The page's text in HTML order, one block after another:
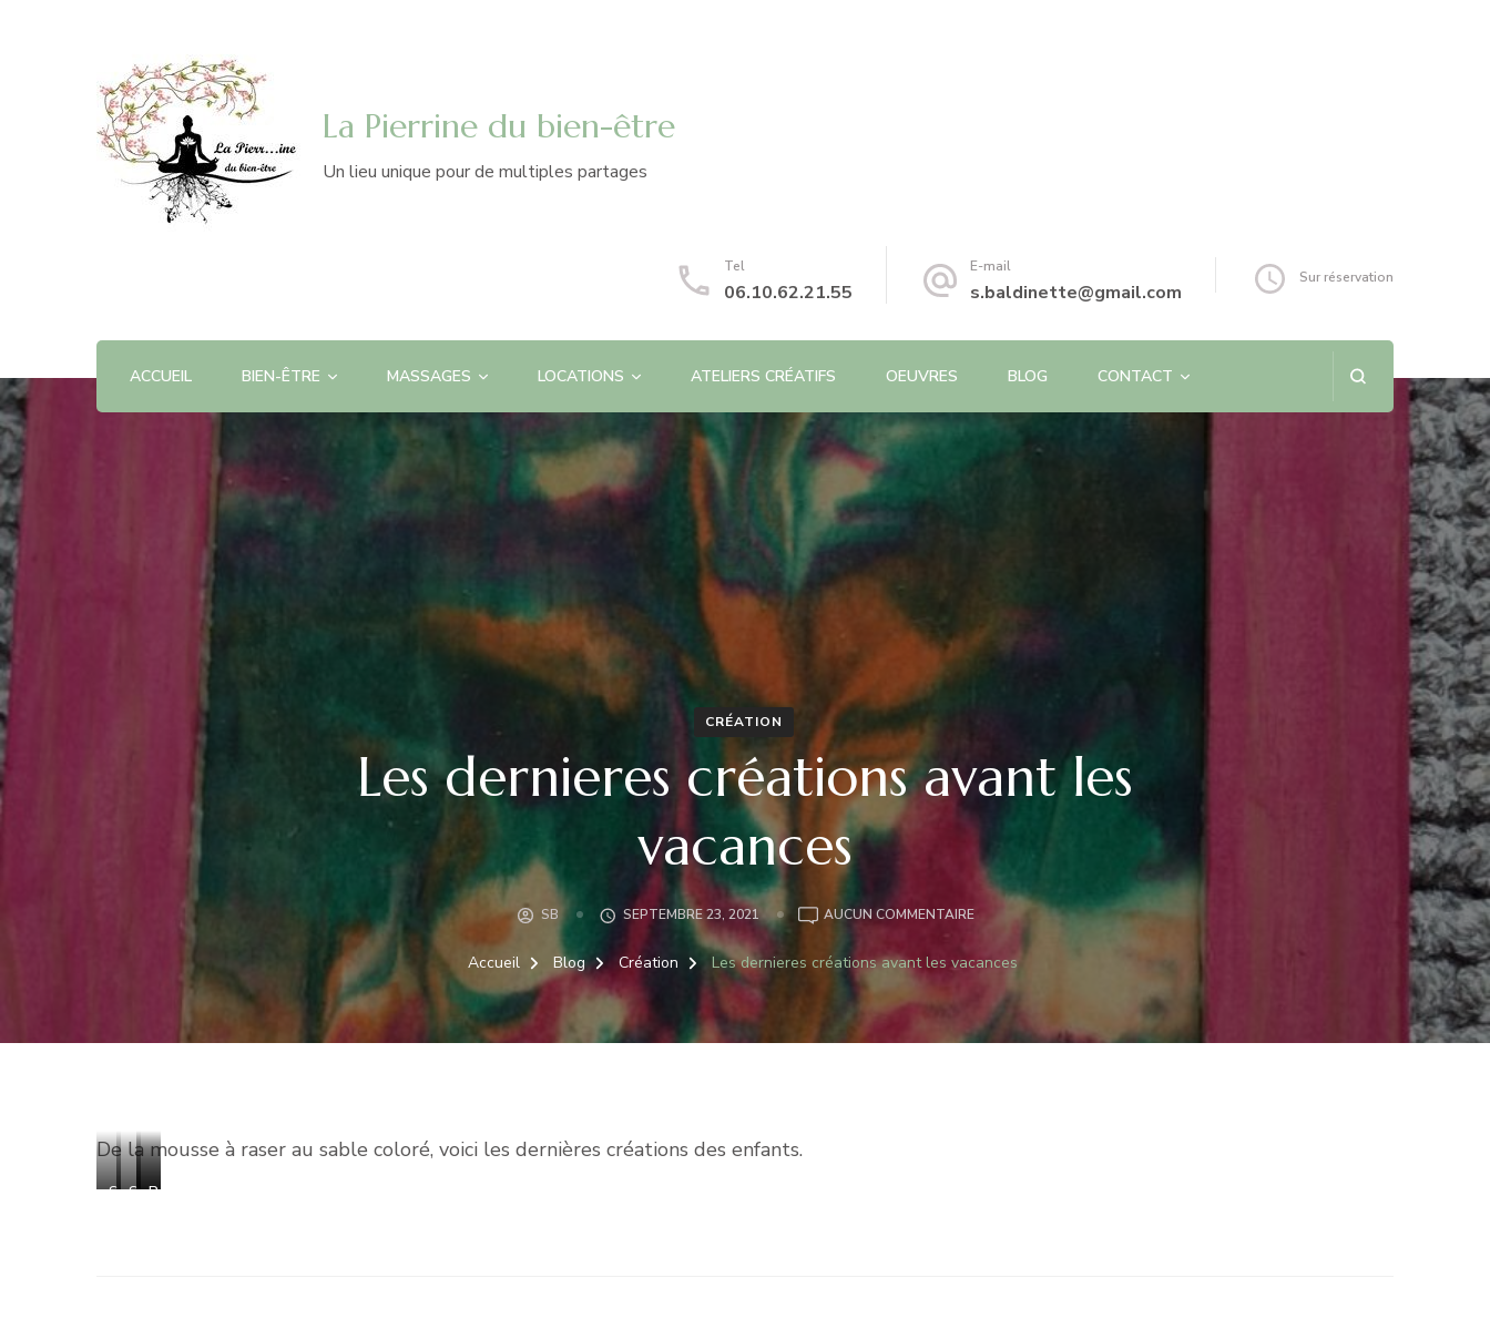
La Pierrine du bien-être
Un lieu unique pour de multiples partages
Tel
06.10.62.21.55
E-mail
s.baldinette@gmail.com
Sur réservation
ACCUEIL BIEN-ÊTRE MASSAGES LOCATIONS ATELIERS CRÉATIFS OEUVRES BLOG CONTACT
CRÉATION
Les dernieres créations avant les
vacances
SB SEPTEMBRE 23, 2021 AUCUN COMMENTAIRELES
CRÉATIONS
LES
VACANCES
Accueil Blog Création Les dernieres créations avant les vacances
De la mousse à raser au sable coloré, voici les dernières créations des enfants.
SableSablesPeinture
Peinture